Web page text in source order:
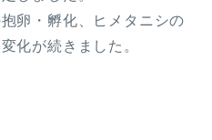
卵・孵化、ヒメタニシの
化が続きました。